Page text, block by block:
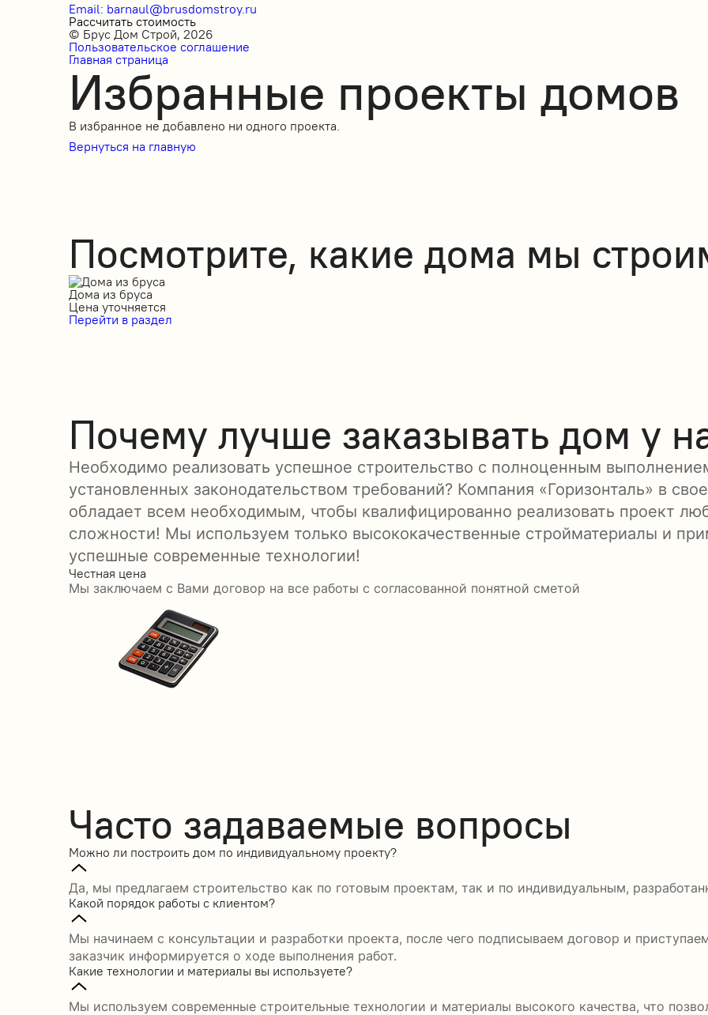
Email: barnaul@brusdomstroy.ru
Рассчитать стоимость
© Брус Дом Строй, 2026
Пользовательское соглашение
Главная страница
Избранные проекты домов
В избранное не добавлено ни одного проекта.
Вернуться на главную
Посмотрите, какие дома мы
Дома из бруса
Цена уточняется
Перейти в раздел
Почему лучше заказывать дом у
Необходимо реализовать успешное строительство с полноценным
установленных законодательством требований? Компания «Горизонталь» в
обладает всем необходимым, чтобы квалифицированно реализовать проект
сложности! Мы используем только высококачественные стройматериалы и
успешные современные технологии!
Честная цена
Мы заключаем с Вами договор на все работы с согласованной понятной сметой
Часто задаваемые вопросы
Можно ли построить дом по индивидуальному проекту?
Да, мы предлагаем строительство как по готовым проектам, так и по индивидуальным,
Какой порядок работы с клиентом?
Мы начинаем с консультации и разработки проекта, после чего подписываем договор и
заказчик информируется о ходе выполнения работ.
Какие технологии и материалы вы используете?
Мы используем современные строительные технологии и материалы высокого качества, что